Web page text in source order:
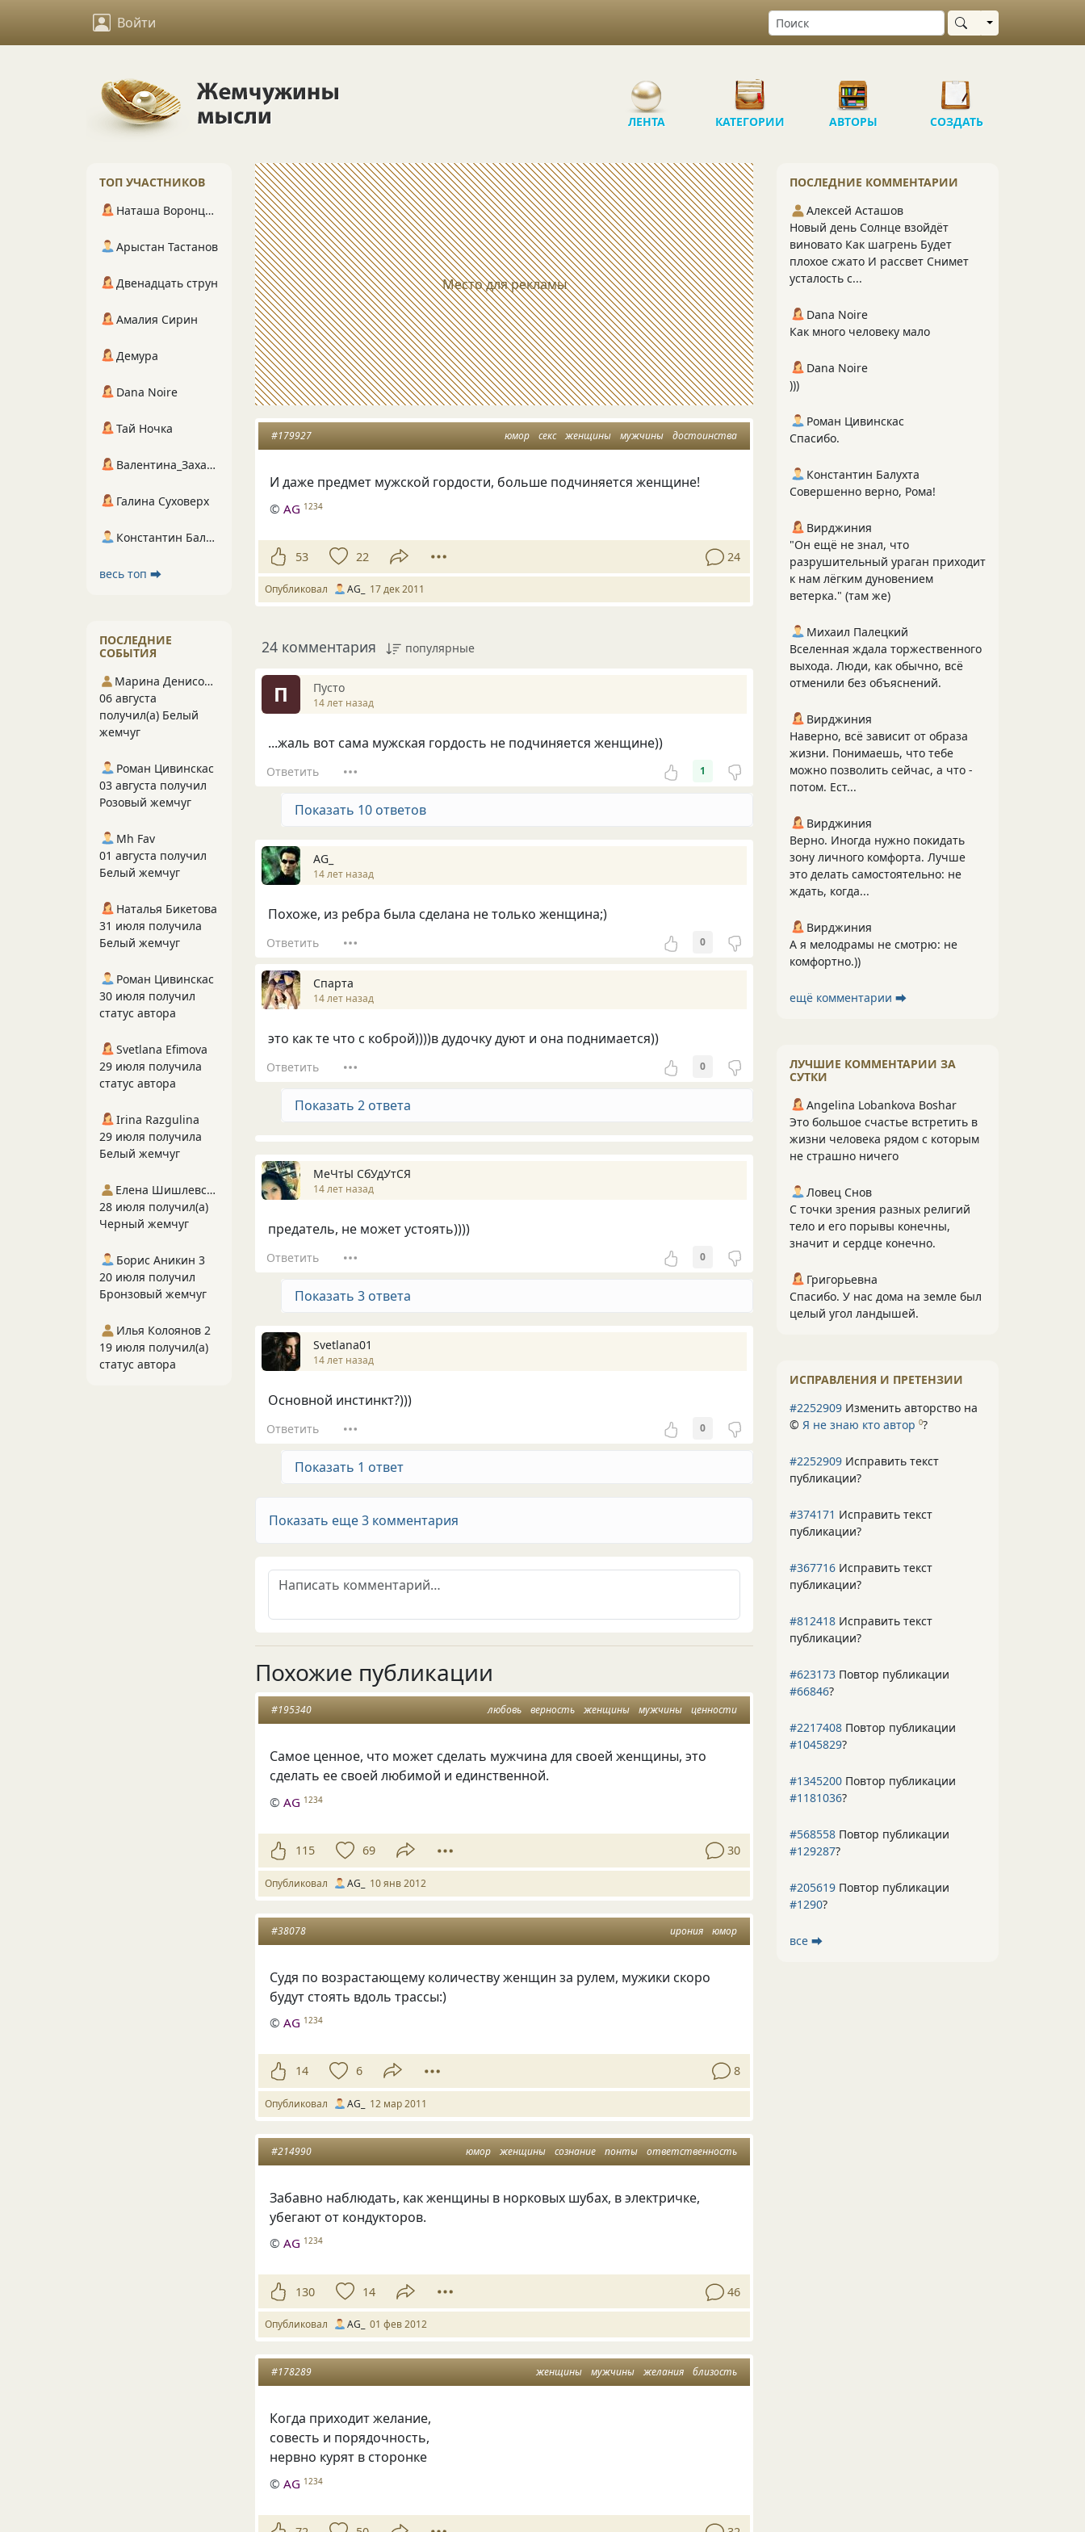
Войти Выбрать область
ЛЕНТА КАТЕГОРИИ АВТОРЫ СОЗДАТЬ
Место для рекламы
юмор секс женщины мужчины достоинства
#179927
И даже предмет мужской гордости, больше подчиняется женщине!
©AG 1234
53 22 24
Опубликовал AG_ 17 дек 2011
24 комментария популярные
П Пусто
14 лет назад
...жаль вот сама мужская гордость не подчиняется женщине))
Ответить 1
Показать 10 ответов
AG_
14 лет назад
Похоже, из ребра была сделана не только женщина;)
Ответить 0
Спарта
14 лет назад
это как те что с коброй))))в дудочку дуют и она поднимается))
Ответить 0
Показать 2 ответа
МеЧтЫ СбУдУтСЯ
14 лет назад
предатель, не может устоять))))
Ответить 0
Показать 3 ответа
Svetlana01
14 лет назад
Основной инстинкт?)))
Ответить 0
Показать 1 ответ
Показать еще 3 комментария
Похожие публикации
любовь верность женщины мужчины ценности
#195340
Самое ценное, что может сделать мужчина для своей женщины, это
сделать ее своей любимой и единственной.
©AG 1234
115 69 30
Опубликовал AG_ 10 янв 2012
ирония юмор
#38078
Судя по возрастающему количеству женщин за рулем, мужики скоро
будут стоять вдоль трассы:)
©AG 1234
14 6 8
Опубликовал AG_ 12 мар 2011
юмор женщины сознание понты ответственность
#214990
Забавно наблюдать, как женщины в норковых шубах, в электричке,
убегают от кондукторов.
©AG 1234
130 14 46
Опубликовал AG_ 01 фев 2012
женщины мужчины желания близость
#178289
Когда приходит желание,
совесть и порядочность,
нервно курят в сторонке
©AG 1234
ПОСЛЕДНИЕ КОММЕНТАРИИ
Алексей Асташов
Новый день Солнце взойдёт
виновато Как шагрень Будет
плохое сжато И рассвет Снимет
усталость с...
Dana Noire
Как много человеку мало
Dana Noire
)))
Роман Цивинскас
Спасибо.
Константин Балухта
Совершенно верно, Рома!
Вирджиния
"Он ещё не знал, что
разрушительный ураган приходит
к нам лёгким дуновением
ветерка." (там же)
Михаил Палецкий
Вселенная ждала торжественного
выхода. Люди, как обычно, всё
отменили без объяснений.
Вирджиния
Наверно, всё зависит от образа
жизни. Понимаешь, что тебе
можно позволить сейчас, а что -
потом. Ест...
Вирджиния
Верно. Иногда нужно покидать
зону личного комфорта. Лучше
это делать самостоятельно: не
ждать, когда...
Вирджиния
А я мелодрамы не смотрю: не
комфортно.))
ещё комментарии ⮕
ЛУЧШИЕ КОММЕНТАРИИ ЗА
СУТКИ
Angelina Lobankova Boshar
Это большое счастье встретить в
жизни человека рядом с которым
не страшно ничего
Ловец Снов
С точки зрения разных религий
тело и его порывы конечны,
значит и сердце конечно.
Григорьевна
Спасибо. У нас дома на земле был
целый угол ландышей.
ИСПРАВЛЕНИЯ И ПРЕТЕНЗИИ
#2252909 Изменить авторство на
© Я не знаю кто автор 0?
#2252909 Исправить текст
публикации?
#374171 Исправить текст
публикации?
#367716 Исправить текст
публикации?
#812418 Исправить текст
публикации?
#623173 Повтор публикации
#66846?
#2217408 Повтор публикации
#1045829?
#1345200 Повтор публикации
#1181036?
#568558 Повтор публикации
#129287?
#205619 Повтор публикации
#1290?
все ⮕
ТОП УЧАСТНИКОВ
Наташа Воронцова
Арыстан Тастанов
Двенадцать струн
Амалия Сирин
Демура
Dana Noire
Тай Ночка
Валентина_Захарова
Галина Суховерх
Константин Балухта
весь топ ⮕
ПОСЛЕДНИЕ
СОБЫТИЯ
Марина Денисова 5
06 августа
получил(а) Белый
жемчуг
Роман Цивинскас
03 августа получил
Розовый жемчуг
Mh Fav
01 августа получил
Белый жемчуг
Наталья Бикетова
31 июля получила
Белый жемчуг
Роман Цивинскас
30 июля получил
статус автора
Svetlana Efimova
29 июля получила
статус автора
Irina Razgulina
29 июля получила
Белый жемчуг
Елена Шишлевская
28 июля получил(а)
Черный жемчуг
Борис Аникин 3
20 июля получил
Бронзовый жемчуг
Илья Колоянов 2
19 июля получил(а)
статус автора